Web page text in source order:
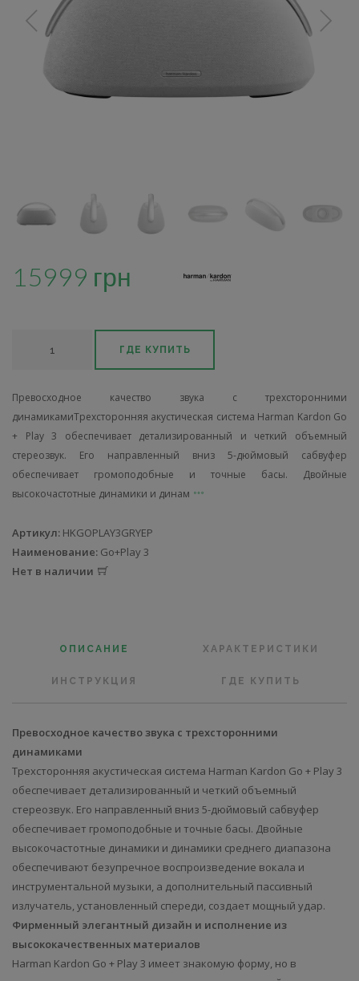
15999 грн
ГДЕ КУПИТЬ
Превосходное качество звука с трехсторонними
динамикамиТрехсторонняя акустическая система Harman Kardon Go
+ Play 3 обеспечивает детализированный и четкий объемный
стереозвук. Его направленный вниз 5-дюймовый сабвуфер
обеспечивает громоподобные и точные басы. Двойные
высокочастотные динамики и динам
Артикул: HKGOPLAY3GRYEP
Наименование: Go+Play 3
Нет в наличии
ОПИСАНИЕ ХАРАКТЕРИСТИКИ
ИНСТРУКЦИЯ ГДЕ КУПИТЬ
Превосходное качество звука с трехсторонними
динамиками
Трехсторонняя акустическая система Harman Kardon Go + Play 3
обеспечивает детализированный и четкий объемный
стереозвук. Его направленный вниз 5-дюймовый сабвуфер
обеспечивает громоподобные и точные басы. Двойные
высокочастотные динамики и динамики среднего диапазона
обеспечивают безупречное воспроизведение вокала и
инструментальной музыки, а дополнительный пассивный
излучатель, установленный спереди, создает мощный удар.
Фирменный элегантный дизайн и исполнение из
высококачественных материалов
Harman Kardon Go + Play 3 имеет знакомую форму, но в